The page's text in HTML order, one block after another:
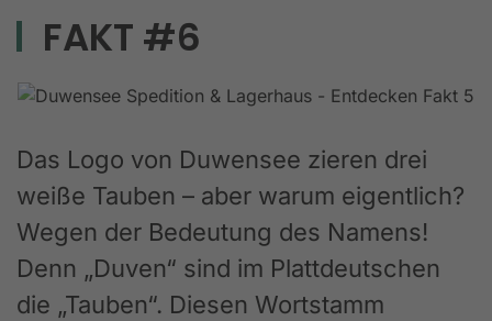
FAKT #6
Das Logo von Duwensee zieren drei
weiße Tauben – aber warum eigentlich?
Wegen der Bedeutung des Namens!
Denn „Duven“ sind im Plattdeutschen
die „Tauben“. Diesen Wortstamm